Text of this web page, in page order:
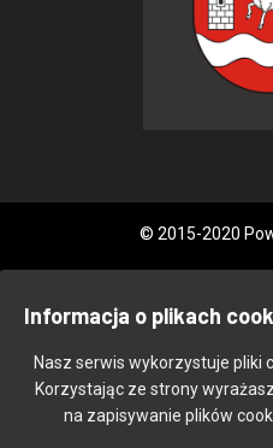
© 2015-2020
Informacja o plikach
Nasz serwis wykorzystuje pliki
Korzystając ze strony
na zapisywanie plików